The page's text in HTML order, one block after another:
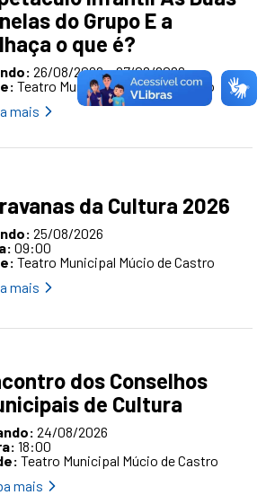
do Grupo E a
o que é?
26/08/2026 a 27/08/2026
Teatro Municipal Múcio de Castro
mais
da Cultura 2026
25/08/2026
09:00
Teatro Municipal Múcio de Castro
mais
dos Conselhos
de Cultura
24/08/2026
18:00
Teatro Municipal Múcio de Castro
mais